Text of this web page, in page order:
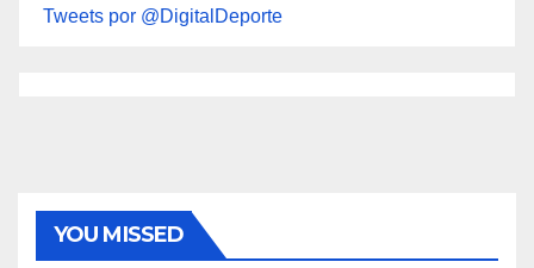
Tweets por @DigitalDeporte
YOU MISSED